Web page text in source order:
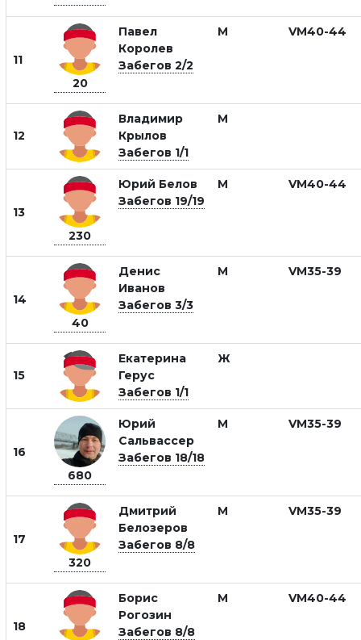
11
20
Павел
Королев
Забегов 2/2
М VM40-44
12
Владимир
Крылов
Забегов 1/1
М
13
230
Юрий Белов
Забегов 19/19
М VM40-44
14
40
Денис
Иванов
Забегов 3/3
М VM35-39
15
Екатерина
Герус
Забегов 1/1
Ж
16
680
Юрий
Сальвассер
Забегов 18/18
М VM35-39
17
320
Дмитрий
Белозеров
Забегов 8/8
М VM35-39
18
Борис
Рогозин
Забегов 8/8
М VM40-44